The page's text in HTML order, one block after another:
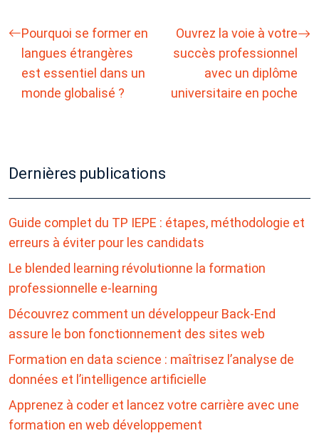
Pourquoi se former en
langues étrangères
est essentiel dans un
monde globalisé ?
Ouvrez la voie à votre
succès professionnel
avec un diplôme
universitaire en poche
Dernières publications
Guide complet du TP IEPE : étapes, méthodologie et
erreurs à éviter pour les candidats
Le blended learning révolutionne la formation
professionnelle e-learning
Découvrez comment un développeur Back-End
assure le bon fonctionnement des sites web
Formation en data science : maîtrisez l’analyse de
données et l’intelligence artificielle
Apprenez à coder et lancez votre carrière avec une
formation en web développement